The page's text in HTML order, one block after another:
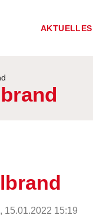
AKTUELLES
15.01.2022 15:19